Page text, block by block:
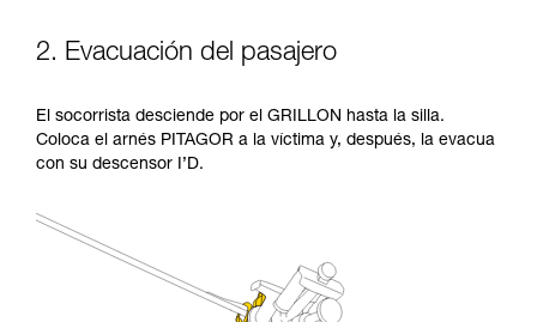
2. Evacuación del pasajero
El socorrista desciende por el GRILLON hasta la silla.
Coloca el arnés PITAGOR a la víctima y, después, la evacua
con su descensor I’D.